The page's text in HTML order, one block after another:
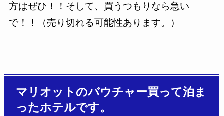
方はぜひ！！そして、買うつもりなら急い
で！！（売り切れる可能性あります。）
マリオットのバウチャー買って泊ま
ったホテルです。